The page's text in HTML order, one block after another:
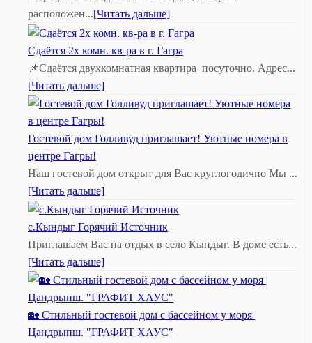
расположен...[Читать дальше]
Сдаётся 2х комн. кв-ра в г. Гагра
📌Сдаётся двухкомнатная квартира посуточно. Адрес...
[Читать дальше]
Гостевой дом Голливуд приглашает! Уютные номера в
центре Гагры!
Наш гостевой дом открыт для Вас круглогодично Мы ...
[Читать дальше]
с.Кындыг Горячий Источник
Приглашаем Вас на отдых в село Кындыг. В доме есть...
[Читать дальше]
🏡 Стильный гостевой дом с бассейном у моря |
Цандрыпш. "ГРАФИТ ХАУС"